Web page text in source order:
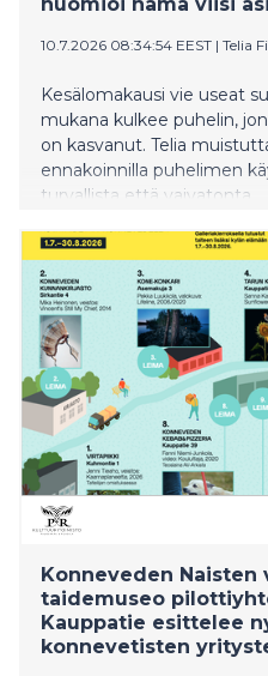
10.7.2026 08:34:54 EEST | Telia
Kesälomakausi vie useat
mukana kulkee puhelin,
on kasvanut. Telia
ennakoinnilla puhelimen
turvallista että vaivatonta.
Konneveden Naisten
taidemuseo
Kauppatie esittelee
konnevetisten